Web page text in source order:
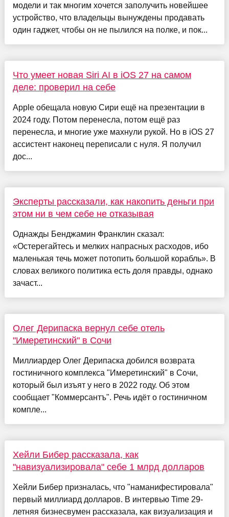
модели и так многим хочется заполучить новейшее
устройство, что владельцы вынуждены продавать
один гаджет, чтобы он не пылился на полке, и пок...
Что умеет новая Siri AI в iOS 27 на самом
деле: проверил на себе
Apple обещала новую Сири ещё на презентации в
2024 году. Потом перенесла, потом ещё раз
перенесла, и многие уже махнули рукой. Но в iOS 27
ассистент наконец переписали с нуля. Я получил
дос...
Эксперты рассказали, как накопить деньги при
этом ни в чем себе не отказывая
Однажды Бенджамин Франклин сказал:
«Остерегайтесь и мелких напрасных расходов, ибо
маленькая течь может потопить большой корабль». В
словах великого политика есть доля правды, однако
зачаст...
Олег Дерипаска вернул себе отель
"Имеретинский" в Сочи
Миллиардер Олег Дерипаска добился возврата
гостиничного комплекса "Имеретинский" в Сочи,
который был изъят у него в 2022 году. Об этом
сообщает "Коммерсантъ". Речь идёт о гостиничном
компле...
Хейли Бибер рассказала, как
"навизуализировала" себе 1 млрд долларов
Хейли Бибер призналась, что "наманифестировала"
первый миллиард долларов. В интервью Time 29-
летняя бизнесвумен рассказала, как визуализация и